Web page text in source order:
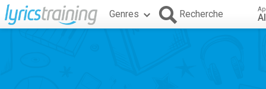
Genres Recherche